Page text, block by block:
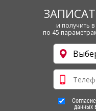
и получить
по 45
данных